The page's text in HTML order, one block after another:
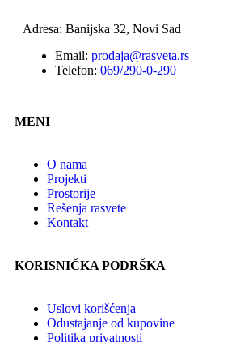
Adresa: Banijska 32, Novi Sad
Email: prodaja@rasveta.rs
Telefon: 069/290-0-290
MENI
O nama
Projekti
Prostorije
Rešenja rasvete
Kontakt
KORISNIČKA PODRŠKA
Uslovi korišćenja
Odustajanje od kupovine
Politika privatnosti